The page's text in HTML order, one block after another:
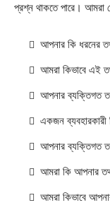
প্রশ্ন থাকতে পারে। আমরা
আপনার কি ধরনের
আমরা কিভাবে এই
আপনার ব্যক্তিগত
একজন ব্যবহারকারী
আপনার ব্যক্তিগত
আমরা কি আপনার
আমরা কিভাবে